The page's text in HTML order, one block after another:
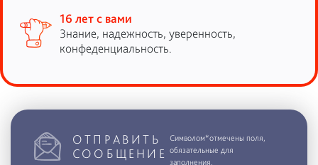
16 лет с вами
Знание, надежность, уверенность,
конфеденциальность.
ОТПРАВИТЬ
СООБЩЕНИЕ
Символом*отмечены поля,
обязательные для
заполнения.